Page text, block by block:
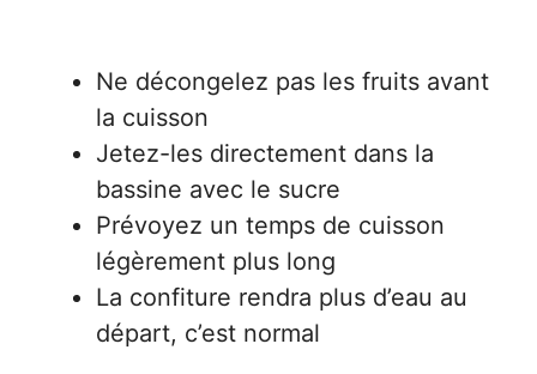
Ne décongelez pas les fruits avant
la cuisson
Jetez-les directement dans la
bassine avec le sucre
Prévoyez un temps de cuisson
légèrement plus long
La confiture rendra plus d’eau au
départ, c’est normal